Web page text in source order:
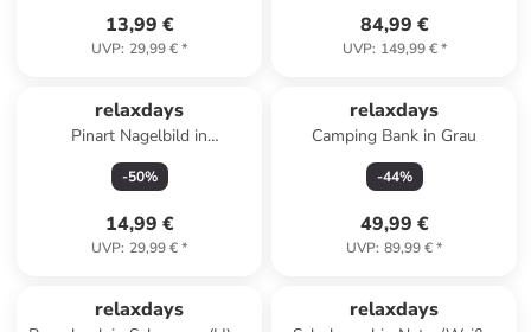
13,99 €
UVP: 29,99 €*
84,99 €
UVP: 149,99 €*
relaxdays
Pinart Nagelbild in
Schwarz/Silber
-50%
14,99 €
UVP: 29,99 €*
relaxdays
Camping Bank in Grau
-44%
49,99 €
UVP: 89,99 €*
relaxdays relaxdays